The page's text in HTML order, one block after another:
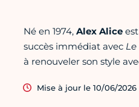
Né en 1974, Alex Aliceest
succès immédiat avecLe
à renouveler son style
Mise à jour le 10/06/2026